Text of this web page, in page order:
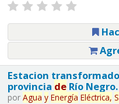
Estacion
provincia deRío Negro.
por Agua y Energía Eléctrica,